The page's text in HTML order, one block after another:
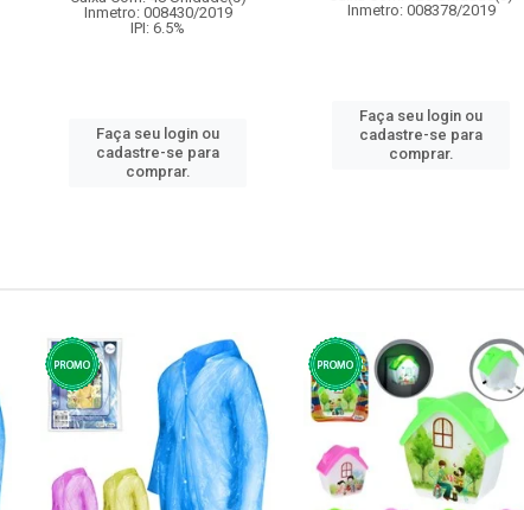
Inmetro: 008430/2019
IPI: 6.5%
Faça seu login ou
cadastre-se para
comprar.
Inmetro: 008378/2019
Faça seu login ou
cadastre-se para
comprar.